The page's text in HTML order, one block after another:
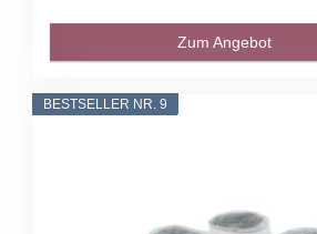
Zum Angebot
BESTSELLER NR. 9